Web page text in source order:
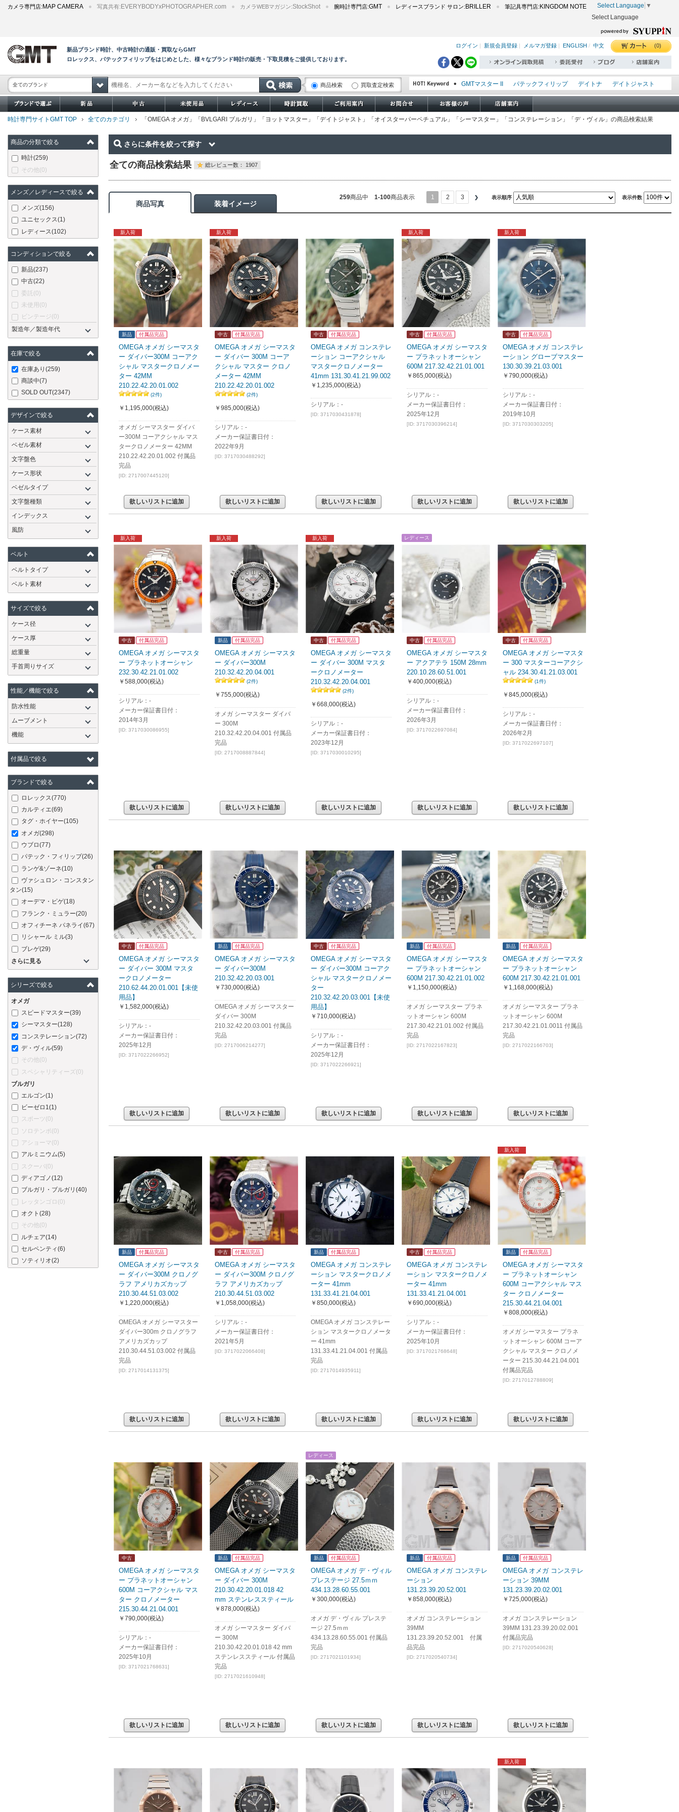
カメラ専門店: MAP CAMERA 写真共有: EVERYBODYxPHOTOGRAPHER.com カメラWEBマガジン:StockShot 腕時計専門店:GMT レディースブランド サロン: BRILLER 筆記具専門店: KINGDOM NOTE Select Language ▼
Select Language
新品ブランド時計、中古時計の通販・買取ならGMT
ロレックス、パテックフィリップをはじめとした、様々なブランド時計の販売・下取見積をご提供しております。
ログイン 新規会員登録 メルマガ登録 ENGLISH / 中文 (0)
全てのブランド 商品検索 買取査定検索 GMTマスター II パテックフィリップ デイトナ
デイトジャスト
エクスプローラー I
オイスターパーペチュアル
シードゥエラー
時計専門サイトGMT TOP
全てのカテゴリ 「OMEGA オメガ」「BVLGARI ブルガリ」「ヨットマスター」「デイトジャスト」「オイスターパーペチュアル」「シーマスター」「コンステレーション」「デ・ヴィル」の商品検索結果
商品の分類で絞る
時計(259)
その他(0)
メンズ／レディースで絞る
メンズ(156)
ユニセックス(1)
レディース(102)
コンディションで絞る
新品(237)
中古(22)
委託 (0)
未使用 (0)
ビンテージ(0)
製造年／製造年代
在庫で絞る
在庫あり (259)
商談中(7)
SOLD OUT(2347)
デザインで絞る
ケース素材
ベゼル素材
文字盤色
ケース形状
ベゼルタイプ
文字盤種類
インデックス
風防
ベルト
ベルトタイプ
ベルト素材
サイズで絞る
ケース径
ケース厚
総重量
手首周りサイズ
性能／機能で絞る
防水性能
ムーブメント
機能
付属品で絞る
ブランドで絞る
ロレックス(770)
カルティエ(69)
タグ・ホイヤー(105)
オメガ(298)
ウブロ(77)
パテック・フィリップ(26)
ランゲ&ゾーネ(10)
ヴァシュロン・コンスタン
タン(15)
オーデマ・ピゲ(18)
フランク・ミュラー(20)
オフィチーネ パネライ(67)
リシャール ミル(3)
ブレゲ(29)
さらに見る
シリーズで絞る
オメガ
スピードマスター(39)
シーマスター(128)
コンステレーション(72)
デ・ヴィル(59)
その他(0)
スペシャリティーズ(0)
ブルガリ
エルゴン(1)
ビーゼロ1(1)
スポーツ (0)
ソロテンポ(0)
アショーマ(0)
アルミニウム(5)
スクーバ(0)
ディアゴノ(12)
ブルガリ・ブルガリ (40)
レッタンゴロ (0)
オクト (28)
その他(0)
ルチェア(14)
セルペンティ(6)
ソティリオ(2)
さらに条件を絞って探す
全ての商品検索結果 総レビュー数： 1907
商品写真 装着イメージ
259商品中 1-100商品表示 1 2 3 表示順序 表示件数
新品 付属品完品
新入荷
OMEGA オメガ シーマスタ
ー ダイバー300M コーアク
シャル マスタークロノメー
ター 42MM
210.22.42.20.01.002
(2件)
￥1,195,000(税込)
オメガ シーマスター ダイバ
ー300M コーアクシャル マス
タークロノメーター 42MM
210.22.42.20.01.002 付属品
完品
[ID: 2717007445120]
欲しいリストに追加
中古 付属品完品
新入荷
OMEGA オメガ シーマスタ
ー ダイバー 300M コーア
クシャル マスター クロノ
メーター 42MM
210.22.42.20.01.002
(2件)
￥985,000(税込)
シリアル：-
メーカー保証書日付：
2022年9月
[ID: 3717030488292]
欲しいリストに追加
中古 付属品完品
OMEGA オメガ コンステレ
ーション コーアクシャル
マスタークロノメーター
41mm 131.30.41.21.99.002
￥1,235,000(税込)
シリアル：-
[ID: 3717030431878]
欲しいリストに追加
中古 付属品完品
新入荷
OMEGA オメガ シーマスタ
ー プラネットオーシャン
600M 217.32.42.21.01.001
￥865,000(税込)
シリアル：-
メーカー保証書日付：
2025年12月
[ID: 3717030396214]
欲しいリストに追加
中古 付属品完品
新入荷
OMEGA オメガ コンステレ
ーション グローブマスター
130.30.39.21.03.001
￥790,000(税込)
シリアル：-
メーカー保証書日付：
2019年10月
[ID: 3717030303205]
欲しいリストに追加
中古 付属品完品
新入荷
OMEGA オメガ シーマスタ
ー プラネットオーシャン
232.30.42.21.01.002
￥588,000(税込)
シリアル：-
メーカー保証書日付：
2014年3月
[ID: 3717030086955]
欲しいリストに追加
新品 付属品完品
新入荷
OMEGA オメガ シーマスタ
ー ダイバー300M
210.32.42.20.04.001
(2件)
￥755,000(税込)
オメガ シーマスター ダイバ
ー 300M
210.32.42.20.04.001 付属品
完品
[ID: 2717008887844]
欲しいリストに追加
中古 付属品完品
新入荷
OMEGA オメガ シーマスタ
ー ダイバー 300M マスタ
ークロノメーター
210.32.42.20.04.001
(2件)
￥668,000(税込)
シリアル：-
メーカー保証書日付：
2023年12月
[ID: 3717030010295]
欲しいリストに追加
中古 付属品完品
レディース
OMEGA オメガ シーマスタ
ー アクアテラ 150M 28mm
220.10.28.60.51.001
￥400,000(税込)
シリアル：-
メーカー保証書日付：
2026年3月
[ID: 3717022697084]
欲しいリストに追加
中古 付属品完品
OMEGA オメガ シーマスタ
ー 300 マスターコーアクシ
ャル 234.30.41.21.03.001
(1件)
￥845,000(税込)
シリアル：-
メーカー保証書日付：
2026年2月
[ID: 3717022697107]
欲しいリストに追加
中古 付属品完品
OMEGA オメガ シーマスタ
ー ダイバー 300M マスタ
ークロノメーター
210.62.44.20.01.001【未使
用品】
￥1,582,000(税込)
シリアル：-
メーカー保証書日付：
2025年12月
[ID: 3717022266952]
欲しいリストに追加
新品 付属品完品
OMEGA オメガ シーマスタ
ー ダイバー300M
210.32.42.20.03.001
￥730,000(税込)
OMEGA オメガ シーマスター
ダイバー 300M
210.32.42.20.03.001 付属品
完品
[ID: 2717006214277]
欲しいリストに追加
中古 付属品完品
OMEGA オメガ シーマスタ
ー ダイバー300M コーアク
シャル マスタークロノメー
ター
210.32.42.20.03.001【未使
用品】
￥710,000(税込)
シリアル：-
メーカー保証書日付：
2025年12月
[ID: 3717022266921]
欲しいリストに追加
新品 付属品完品
OMEGA オメガ シーマスタ
ー プラネットオーシャン
600M 217.30.42.21.01.002
￥1,150,000(税込)
オメガ シーマスター プラネ
ットオーシャン 600M
217.30.42.21.01.002 付属品
完品
[ID: 2717022167823]
欲しいリストに追加
新品 付属品完品
OMEGA オメガ シーマスタ
ー プラネットオーシャン
600M 217.30.42.21.01.001
￥1,168,000(税込)
オメガ シーマスター プラネ
ットオーシャン 600M
217.30.42.21.01.0011 付属品
完品
[ID: 2717022166703]
欲しいリストに追加
新品 付属品完品
OMEGA オメガ シーマスタ
ー ダイバー300M クロノグ
ラフ アメリカズカップ
210.30.44.51.03.002
￥1,220,000(税込)
OMEGA オメガ シーマスター
ダイバー300m クロノグラフ
アメリカズカップ
210.30.44.51.03.002 付属品
完品
[ID: 2717014131375]
欲しいリストに追加
中古 付属品完品
OMEGA オメガ シーマスタ
ー ダイバー300M クロノグ
ラフ アメリカズカップ
210.30.44.51.03.002
￥1,058,000(税込)
シリアル：-
メーカー保証書日付：
2021年5月
[ID: 3717022066408]
欲しいリストに追加
新品 付属品完品
OMEGA オメガ コンステレ
ーション マスタークロノメ
ーター 41mm
131.33.41.21.04.001
￥850,000(税込)
OMEGA オメガ コンステレー
ション マスタークロノメータ
ー 41mm
131.33.41.21.04.001 付属品
完品
[ID: 2717014935911]
欲しいリストに追加
中古 付属品完品
OMEGA オメガ コンステレ
ーション マスタークロノメ
ーター 41mm
131.33.41.21.04.001
￥690,000(税込)
シリアル：-
メーカー保証書日付：
2025年10月
[ID: 3717021768648]
欲しいリストに追加
新品 付属品完品
新入荷
OMEGA オメガ シーマスタ
ー プラネットオーシャン
600M コーアクシャル マス
ター クロノメーター
215.30.44.21.04.001
￥808,000(税込)
オメガ シーマスター プラネ
ットオーシャン 600M コーア
クシャル マスター クロノメ
ーター 215.30.44.21.04.001
付属品完品
[ID: 2717012788809]
欲しいリストに追加
中古
OMEGA オメガ シーマスタ
ー プラネットオーシャン
600M コーアクシャル マス
ター クロノメーター
215.30.44.21.04.001
￥790,000(税込)
シリアル：-
メーカー保証書日付：
2025年10月
[ID: 3717021768631]
欲しいリストに追加
新品 付属品完品
OMEGA オメガ シーマスタ
ー ダイバー 300M
210.30.42.20.01.018 42
mm ステンレススティール
￥878,000(税込)
オメガ シーマスター ダイバ
ー 300M
210.30.42.20.01.018 42 mm
ステンレススティール 付属品
完品
[ID: 2717021610948]
欲しいリストに追加
新品 付属品完品
レディース
OMEGA オメガ デ・ヴィル
プレステージ 27.5ｍｍ
434.13.28.60.55.001
￥300,000(税込)
オメガ デ・ヴィル プレステ
ージ 27.5ｍｍ
434.13.28.60.55.001 付属品
完品
[ID: 2717021101934]
欲しいリストに追加
新品 付属品完品
OMEGA オメガ コンステレ
ーション
131.23.39.20.52.001
￥858,000(税込)
オメガ コンステレーション
39MM
131.23.39.20.52.001 付属
品完品
[ID: 2717020540734]
欲しいリストに追加
新品 付属品完品
OMEGA オメガ コンステレ
ーション 39MM
131.23.39.20.02.001
￥725,000(税込)
オメガ コンステレーション
39MM 131.23.39.20.02.001
付属品完品
[ID: 2717020540628]
欲しいリストに追加
新入荷